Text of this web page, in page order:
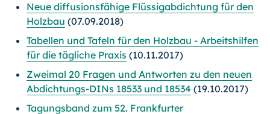
Neue diffusionsfähige Flüssigabdichtung für den
Holzbau (07.09.2018)
Tabellen und Tafeln für den Holzbau - Arbeitshilfen
für die tägliche Praxis (10.11.2017)
Zweimal 20 Fragen und Antworten zu den neuen
Abdichtungs-DINs 18533 und 18534 (19.10.2017)
Tagungsband zum 52. Frankfurter